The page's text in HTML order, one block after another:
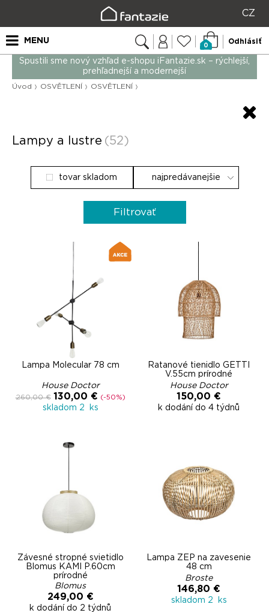
CZ
MENU
0
Odhlásiť
Spustili sme nový vzhľad e-shopu iFantazie.sk – rýchlejší,
prehľadnejší a modernejší
Úvod OSVĚTLENÍ OSVĚTLENÍ
Lampy a lustre (52)
tovar skladom
Filtrovať
Lampa Molecular 78 cm
House Doctor
260,00 € 130,00 € (-50%)
skladom 2 ks
Ratanové tienidlo GETTI
V.55cm prírodné
House Doctor
150,00 €
k dodání do 4 týdnů
Závesné stropné svietidlo
Blomus KAMI P.60cm
prírodné
Blomus
249,00 €
k dodání do 2 týdnů
Lampa ZEP na zavesenie
48 cm
Broste
146,80 €
skladom 2 ks